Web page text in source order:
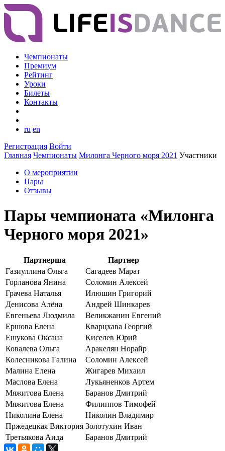
Чемпионаты
Премиум
Рейтинг
Уроки
Билеты
Контакты
ru en
Регистрация Войти
Главная Чемпионаты Милонга Черного моря 2021 Участники
О мероприятии
Пары
Отзывы
Пары чемпионата «Милонга
Черного моря 2021»
Партнерша
Партнер
Газиуллина Ольга
Сагадеев Марат
Горланова Янина
Соломин Алексей
Грачева Наталья
Илюшин Григорий
Денисова Алёна
Андрей Шинкарев
Евгеньева Людмила
Великжанин Евгений
Ершова Елена
Кварцхава Георгий
Ешукова Оксана
Киселев Юрий
Ковалева Ольга
Аракелян Норайр
Колесникова Галина
Соломин Алексей
Малина Елена
Жигарев Михаил
Маслова Елена
Лукьяненков Артем
Мяжитова Елена
Баранов Дмитрий
Мяжитова Елена
Филиппов Тимофей
Николина Елена
Николин Владимир
Пржедецкая Виктория Золотухин Иван
Третьякова Аида
Баранов Дмитрий